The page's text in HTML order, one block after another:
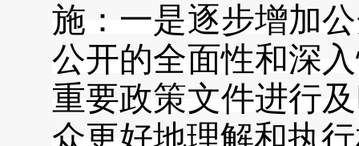
施：一是逐步增加
公开的全面性和深
重要政策文件进行
众更好地理解和执